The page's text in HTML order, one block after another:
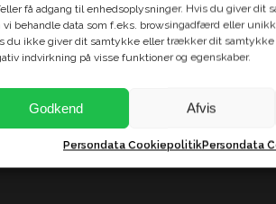
få adgang til enhedsoplysninger. Hvis du giver dit
vi behandle data som f.eks. browsingadfærd eller
du ikke giver dit samtykke eller trækker dit samtykke
indvirkning på visse funktioner og egenskaber.
Godkend Afvis
Persondata CookiepolitikPersondata